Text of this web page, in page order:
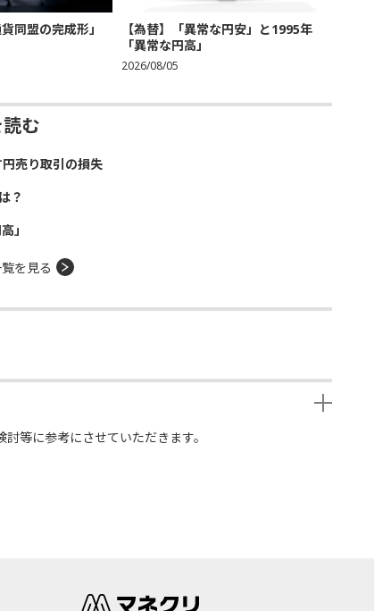
同盟の完成形」
【為替】「異常な円安」と1995年
「異常な円高」
2026/08/05
む
売り取引の損失
？
」
を見る
等に参考にさせていただきます。